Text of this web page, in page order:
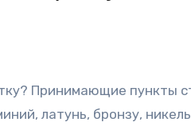
латунь, бронзу,